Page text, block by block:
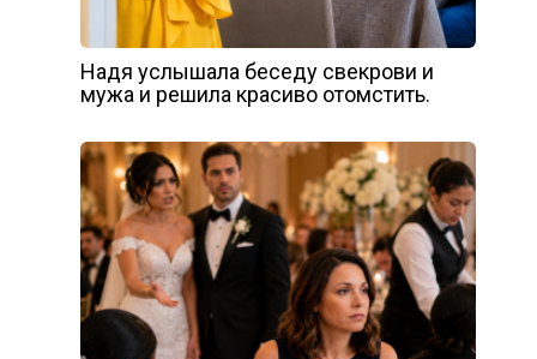
Надя услышала беседу свекрови и
мужа и решила красиво отомстить.